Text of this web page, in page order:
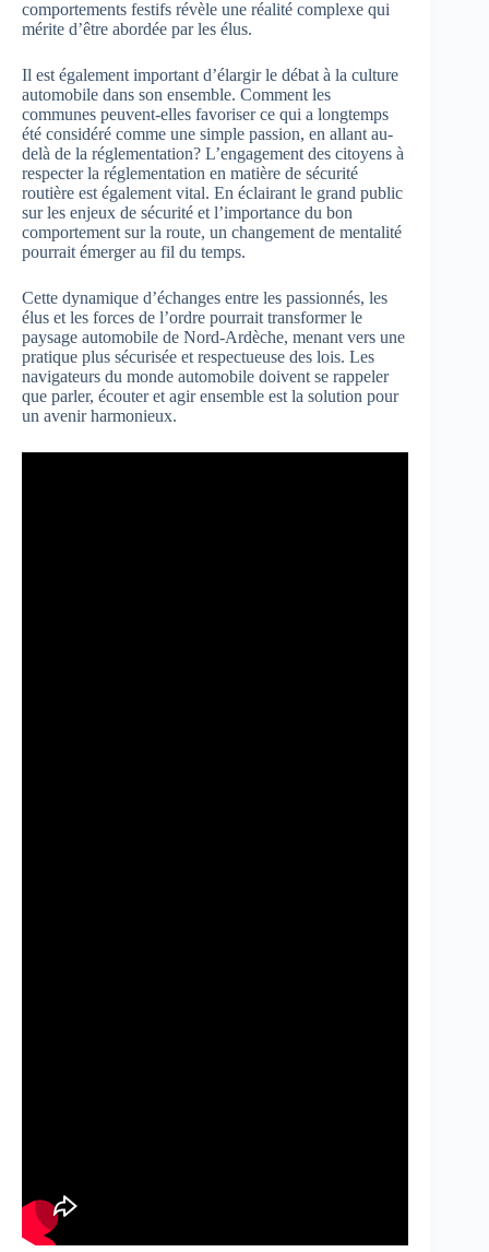
comportements festifs révèle une réalité complexe qui
mérite d’être abordée par les élus.
Il est également important d’élargir le débat à la culture
automobile dans son ensemble. Comment les
communes peuvent-elles favoriser ce qui a longtemps
été considéré comme une simple passion, en allant au-
delà de la réglementation? L’engagement des citoyens à
respecter la réglementation en matière de sécurité
routière est également vital. En éclairant le grand public
sur les enjeux de sécurité et l’importance du bon
comportement sur la route, un changement de mentalité
pourrait émerger au fil du temps.
Cette dynamique d’échanges entre les passionnés, les
élus et les forces de l’ordre pourrait transformer le
paysage automobile de Nord-Ardèche, menant vers une
pratique plus sécurisée et respectueuse des lois. Les
navigateurs du monde automobile doivent se rappeler
que parler, écouter et agir ensemble est la solution pour
un avenir harmonieux.